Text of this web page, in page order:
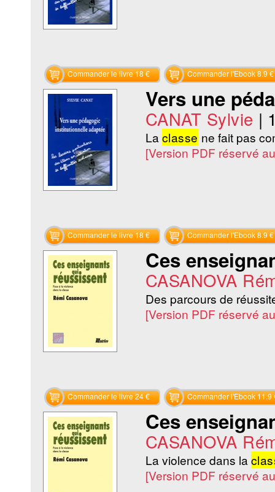
Commander le livre 18 € Commander l'Ebook 8.9 €
Vers une
CANAT Sylvie |
Laclasse ne fait pas
[Version PDF réservé
Commander le livre 18 € Commander l'Ebook 8.9 €
Ces
CASANOVA
Des parcours de
[Version PDF réservé
Commander le livre 24 € Commander l'Ebook 11.9
Ces
CASANOVA
La violence dans la
[Version PDF réservé